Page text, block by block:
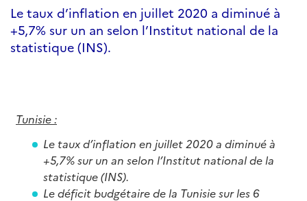
Le taux d’inflation en juillet 2020 a diminué à
+5,7% sur un an selon l’Institut national de la
statistique (INS).
Tunisie :
Le taux d’inflation en juillet 2020 a diminué à
+5,7% sur un an selon l’Institut national de la
statistique (INS).
Le déficit budgétaire de la Tunisie sur les 6